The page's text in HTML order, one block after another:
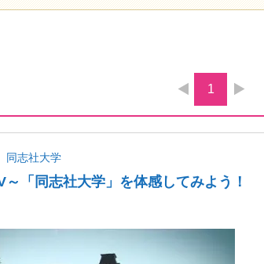
1
同志社大学
～「同志社大学」を体感してみよう！